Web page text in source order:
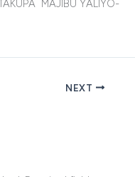
MAJIBU YALIYO-
NEXT